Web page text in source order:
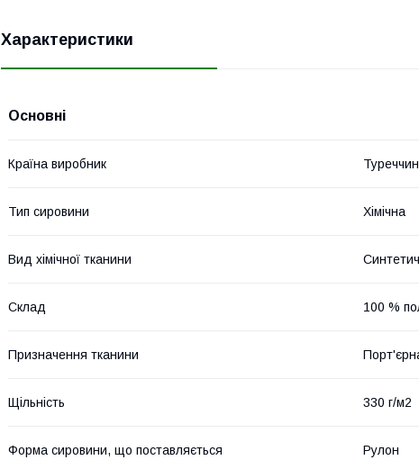
Характеристики
Основні
Країна виробник
Тип сировини Хімічна
Вид хімічної тканини
Склад 100 %
Призначення тканини
Щільність 330 г/м2
Форма сировини, що поставляється Рулон